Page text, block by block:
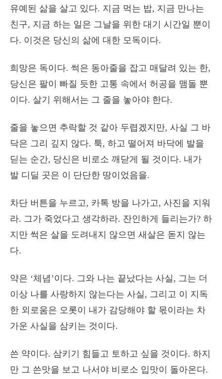
유예된 삶을 살고 있다. 지금 먹는 밥, 지금 만나는
친구, 지금 하는 일은 그날을 위한 대기 시간일 뿐이
다. 이것은 당신의 삶에 대한 모독이다.
희망은 독이다. 썩은 동아줄을 잡고 매달려 있는 한,
당신은 팔이 빠질 듯한 고통 속에서 허공을 맴돌 뿐
이다. 살기 위해서는 그 줄을 놓아야 한다.
줄을 놓으면 추락할 것 같아 두렵겠지만, 사실 그 바
닥은 그리 깊지 않다. 툭, 하고 떨어져 바닥에 발을
딛는 순간, 당신은 비로소 깨닫게 될 것이다. 내가
발 디딜 곳은 이 단단한 땅이었음을.
차단 버튼을 누르고, 카톡 방을 나가고, 사진을 지워
라. 그가 죽었다고 생각하라. 잔인하게 들리는가? 하
지만 썩은 살을 도려내지 않으면 새살은 돋지 않는
다.
약은 ‘체념’이다. 그와 나는 끝났다는 사실, 그는 더
이상 나를 사랑하지 않는다는 사실, 그리고 이 지독
한 외로움은 오롯이 내가 감당해야 할 몫이라는 차
가운 사실을 삼키는 것이다.
쓴 약이다. 삼키기 힘들고 토하고 싶을 것이다. 하지
만 그 쓴맛을 보고 나서야 비로소 입맛이 돌아온다.